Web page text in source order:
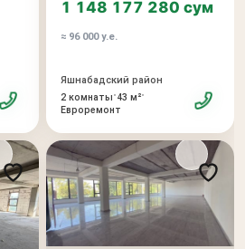
1 148 177 280 сум
≈ 96 000 у.е.
Яшнабадский район
2 комнаты•43 м²•
Евроремонт